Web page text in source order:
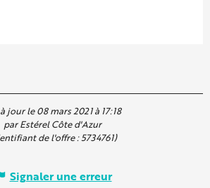
jour le 08 mars 2021 à 17:18
par Estérel Côte d'Azur
de l'offre :5734761)
Signaler une erreur